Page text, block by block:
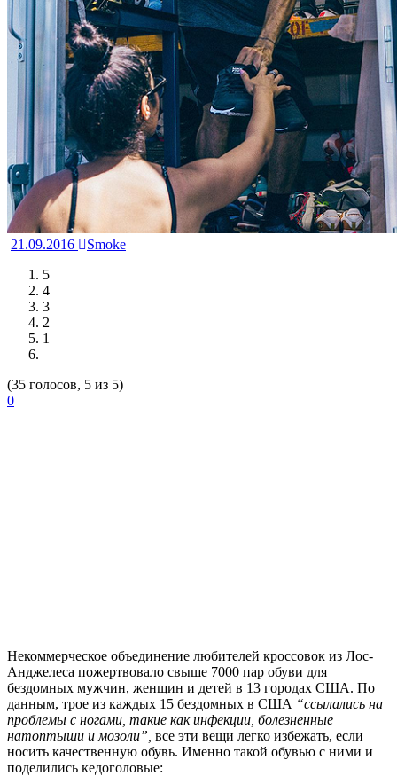
21.09.2016
Smoke
5
4
3
2
1
(35 голосов, 5 из 5)
0
Некоммерческое объединение любителей кроссовок из Лос-
Анджелеса пожертвовало свыше 7000 пар обуви для
бездомных мужчин, женщин и детей в 13 городах США. По
данным, трое из каждых 15 бездомных в США “ссылались на
проблемы с ногами, такие как инфекции, болезненные
натоптыши и мозоли”, все эти вещи легко избежать, если
носить качественную обувь. Именно такой обувью с ними и
поделились кедоголовые: